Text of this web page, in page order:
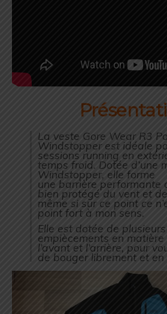
La veste Gore Wear R3
Windstopper est idéale
sessions running en
temps froid. Dotée d’une
Windstopper, elle forme
une barrière performante
bien protégé du vent et
même si sur ce point ce
point fort à mon sens.
Elle est dotée de plusieurs
empiècements en
l’avant et l’arrière, pour
de bouger librement et en